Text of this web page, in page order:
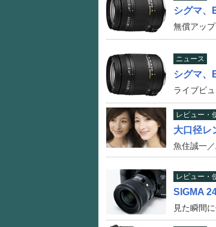
シグマ、
無償アッ
ニュース
シグマ、
ライブビ
レビュー・
大口径レ
魚住誠一
レビュー・
SIGMA
見た瞬間